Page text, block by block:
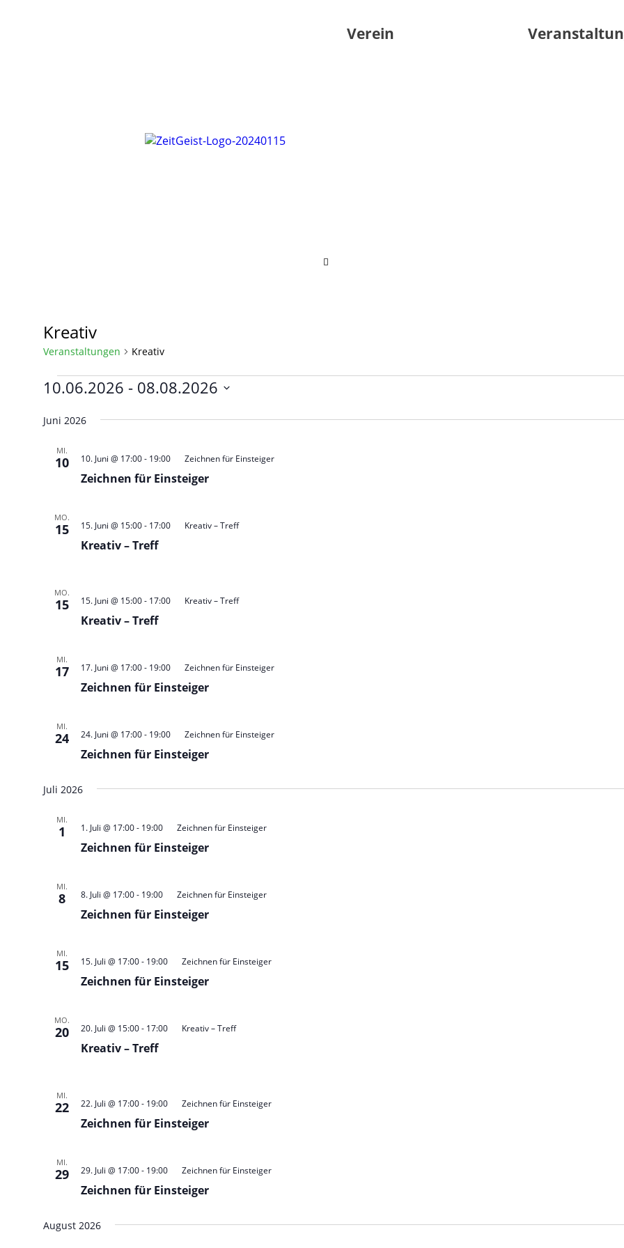
Verein
Hamburger
Kreativ
Veranstaltungen Kreativ
10.06.2026 - 08.08.2026
wählen.
Juni 2026
MI.
10
Zeichnen für Einsteiger
10. Juni @ 17:00- 19:00 Zeichnen für Einsteiger
MO.
15
Kreativ – Treff
15. Juni @ 15:00- 17:00 Kreativ – Treff
MO.
15
Kreativ – Treff
15. Juni @ 15:00- 17:00 Kreativ – Treff
MI.
17
Zeichnen für Einsteiger
17. Juni @ 17:00- 19:00 Zeichnen für Einsteiger
MI.
24
Zeichnen für Einsteiger
24. Juni @ 17:00- 19:00 Zeichnen für Einsteiger
Juli 2026
MI.
1
Zeichnen für Einsteiger
1. Juli @ 17:00- 19:00 Zeichnen für Einsteiger
MI.
8
Zeichnen für Einsteiger
8. Juli @ 17:00- 19:00 Zeichnen für Einsteiger
MI.
15
Zeichnen für Einsteiger
15. Juli @ 17:00- 19:00 Zeichnen für Einsteiger
MO.
20
Kreativ – Treff
20. Juli @ 15:00- 17:00 Kreativ – Treff
MI.
22
Zeichnen für Einsteiger
22. Juli @ 17:00- 19:00 Zeichnen für Einsteiger
MI.
29
Zeichnen für Einsteiger
29. Juli @ 17:00- 19:00 Zeichnen für Einsteiger
August 2026